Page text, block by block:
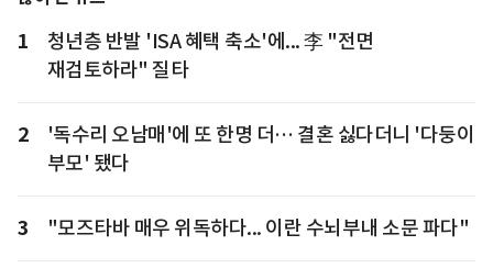
1
청년층 반발 'ISA 혜택 축소'에... 李 "전면
재검토하라" 질타
2
'독수리 오남매'에 또 한명 더… 결혼 싫다더니 '다둥이
부모' 됐다
3 "모즈타바 매우 위독하다... 이란 수뇌부내 소문 파다"